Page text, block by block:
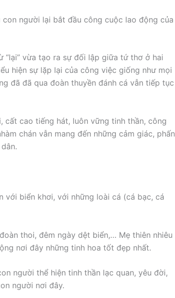
người lại bắt đầu công cuộc lao động của
“lại” vừa tạo ra sự đối lập giữa tứ thơ ở hai
hiện sự lặp lại của công việc giống như mọi
đã đã qua đoàn thuyền đánh cá vẫn tiếp tục
cất cao tiếng hát, luôn vững tinh thần, công
chán vẫn mang đến những cảm giác, phấn
với biển khơi, với những loài cá (cá bạc, cá
thoi, đêm ngày dệt biển,… Mẹ thiên nhiêu
nơi đây những tinh hoa tốt đẹp nhất.
người thể hiện tinh thần lạc quan, yêu đời,
người nơi đây.